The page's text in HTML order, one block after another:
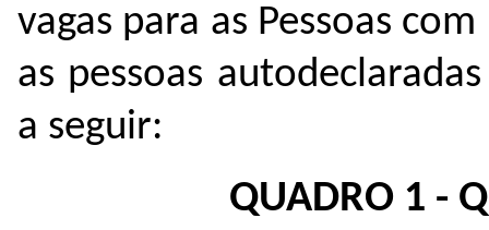
vagas para as Pessoas
as pessoas
a seguir:
QUADRO 1 -